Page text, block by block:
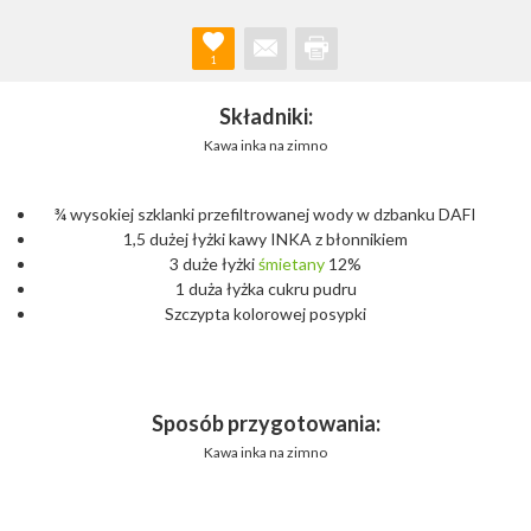
1
Składniki:
Kawa inka na zimno
¾ wysokiej szklanki przefiltrowanej wody w dzbanku DAFI
1,5 dużej łyżki kawy INKA z błonnikiem
3 duże łyżkiśmietany 12%
1 duża łyżka cukru pudru
Szczypta kolorowej posypki
Sposób przygotowania:
Kawa inka na zimno